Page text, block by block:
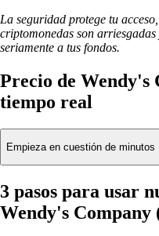
La seguridad protege tu
criptomonedas son
seriamente a tus fondos.
Precio de Wendy's
tiempo real
Empieza en cuestión de minutos
3 pasos para usar
Wendy's Company